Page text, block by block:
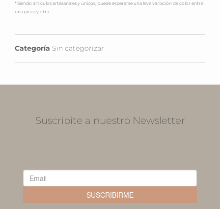
* Siendo artículos artesanales y únicos, puede esperarse una leve variación de color entre
una pieza y otra.
Categoría Sin categorizar
Suscribite a nuestro Newsletter